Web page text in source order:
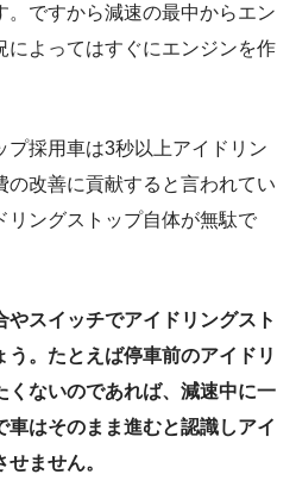
。ですから減速の最中からエン
によってはすぐにエンジンを作
プ採用車は3秒以上アイドリン
の改善に貢献すると言われてい
リングストップ自体が無駄で
やスイッチでアイドリングスト
う。たとえば停車前のアイドリ
くないのであれば、減速中に一
はそのまま進むと認識しアイ
ません。